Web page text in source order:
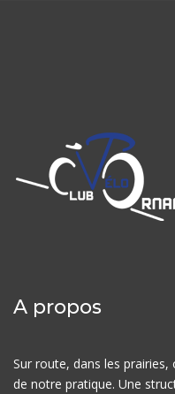
A propos
Sur route, dans les
de notre pratique. Une